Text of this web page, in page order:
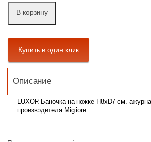
В корзину
Описание
LUXOR Баночка на ножке H8xD7 см.
производителя Migliore